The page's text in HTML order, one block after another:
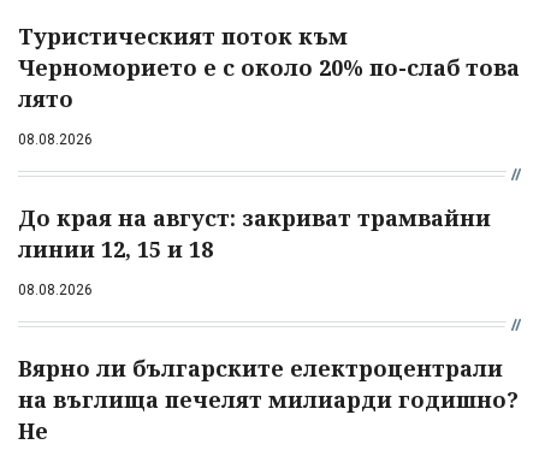
Туристическият поток към
Черноморието е с около 20% по-слаб това
лято
08.08.2026
До края на август: закриват трамвайни
линии 12, 15 и 18
08.08.2026
Вярно ли българските електроцентрали
на въглища печелят милиарди годишно?
Не